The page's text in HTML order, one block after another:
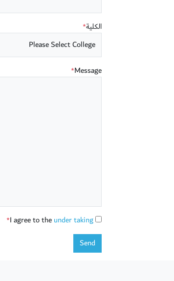
الكلية*
Message
*
I agree to theunder taking
*
Send